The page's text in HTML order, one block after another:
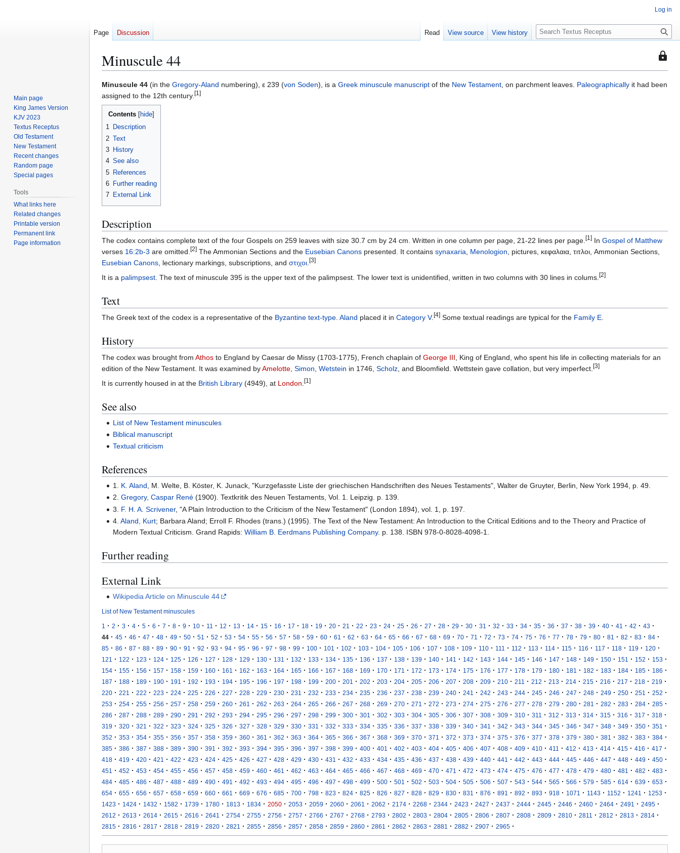
This
Minuscule 44
Jump
to
navigation
Jump
to
search
Minuscule 44 (in the Gregory-Aland numbering), ε 239 (von Soden), is a Greek minuscule manuscript of the New Testament, on parchment leaves. Paleographically it had been
assigned to the 12th century. [1]
Contents
1 Description
2 Text
3 History
4 See also
5 References
6 Further reading
7 External Link
Description
The codex contains complete text of the four Gospels on 259 leaves with size 30.7 cm by 24 cm. Written in one column per page, 21-22 lines per page. [1] In Gospel of Matthew
verses 16:2b-3 are omitted. [2] The Ammonian Sections and the Eusebian Canons presented. It contains synaxaria, Menologion, pictures, κεφαλαια, τιτλοι, Ammonian Sections,
Eusebian Canons, lectionary markings, subscriptions, and στιχοι. [3]
It is a palimpsest. The text of minuscule 395 is the upper text of the palimpsest. The lower text is unidentified, written in two columns with 30 lines in colums. [2]
Text
The Greek text of the codex is a representative of the Byzantine text-type. Aland placed it in Category V. [4] Some textual readings are typical for the Family E.
History
The codex was brought from Athos to England by Caesar de Missy (1703-1775), French chaplain of George III, King of England, who spent his life in collecting materials for an
edition of the New Testament. It was examined byAmelotte, Simon, Wetstein in 1746, Scholz, and Bloomfield. Wettstein gave collation, but very imperfect. [3]
It is currently housed in at the British Library (4949), at London. [1]
See also
List of New Testament minuscules
Biblical manuscript
Textual criticism
References
1. K. Aland , M. Welte, B. Köster, K. Junack, "Kurzgefasste Liste der griechischen Handschriften des Neues Testaments", Walter de Gruyter, Berlin, New York 1994, p. 49.
2.Gregory, Caspar René (1900). Textkritik des Neuen Testaments, Vol. 1. Leipzig. p. 139.
3. F. H. A. Scrivener, "A Plain Introduction to the Criticism of the New Testament" (London 1894), vol. 1, p. 197.
4.Aland, Kurt; Barbara Aland; Erroll F. Rhodes (trans.) (1995). The Text of the New Testament: An Introduction to the Critical Editions and to the Theory and Practice of
Modern Textual Criticism. Grand Rapids:William B. Eerdmans Publishing Company. p. 138. ISBN 978-0-8028-4098-1.
Further reading
External Link
Wikipedia Article on Minuscule 44
List of New Testament minuscules
1 · 2 · 3 · 4 · 5 · 6 · 7 · 8 · 9 · 10 · 11 · 12 · 13 · 14 · 15 · 16 · 17 · 18 · 19 · 20 · 21 · 22 · 23 · 24 · 25 · 26 · 27 · 28 · 29 · 30 · 31 · 32 · 33 · 34 · 35 · 36 · 37 · 38 · 39 · 40 · 41 · 42 · 43 ·
44 · 45 · 46 · 47 · 48 · 49 · 50 · 51 · 52 · 53 · 54 · 55 · 56 · 57 · 58 · 59 · 60 · 61 · 62 · 63 · 64 · 65 · 66 · 67 · 68 · 69 · 70 · 71 · 72 · 73 · 74 · 75 · 76 · 77 · 78 · 79 · 80 · 81 · 82 · 83 · 84 ·
85 · 86 · 87 · 88 · 89 · 90 · 91 · 92 · 93 · 94 · 95 · 96 · 97 · 98 · 99 · 100 · 101 · 102 · 103 · 104 · 105 · 106 · 107 · 108 · 109 · 110 · 111 · 112 · 113 · 114 · 115 · 116 · 117 · 118 · 119 · 120 ·
121 · 122 · 123 · 124 · 125 · 126 · 127 · 128 · 129 · 130 · 131 · 132 · 133 · 134 · 135 · 136 · 137 · 138 · 139 · 140 · 141 · 142 · 143 · 144 · 145 · 146 · 147 · 148 · 149 · 150 · 151 · 152 · 153 ·
154 · 155 · 156 · 157 · 158 · 159 · 160 · 161 · 162 · 163 · 164 · 165 · 166 · 167 · 168 · 169 · 170 · 171 · 172 · 173 · 174 · 175 · 176 · 177 · 178 · 179 · 180 · 181 · 182 · 183 · 184 · 185 · 186 ·
187 · 188 · 189 · 190 · 191 · 192 · 193 · 194 · 195 · 196 · 197 · 198 · 199 · 200 · 201 · 202 · 203 · 204 · 205 · 206 · 207 · 208 · 209 · 210 · 211 · 212 · 213 · 214 · 215 · 216 · 217 · 218 · 219 ·
220 · 221 · 222 · 223 · 224 · 225 · 226 · 227 · 228 · 229 · 230 · 231 · 232 · 233 · 234 · 235 · 236 · 237 · 238 · 239 · 240 · 241 · 242 · 243 · 244 · 245 · 246 · 247 · 248 · 249 · 250 · 251 · 252 ·
253 · 254 · 255 · 256 · 257 · 258 · 259 · 260 · 261 · 262 · 263 · 264 · 265 · 266 · 267 · 268 · 269 · 270 · 271 · 272 · 273 · 274 · 275 · 276 · 277 · 278 · 279 · 280 · 281 · 282 · 283 · 284 · 285 ·
286 · 287 · 288 · 289 · 290 · 291 · 292 · 293 · 294 · 295 · 296 · 297 · 298 · 299 · 300 · 301 · 302 · 303 · 304 · 305 · 306 · 307 · 308 · 309 · 310 · 311 · 312 · 313 · 314 · 315 · 316 · 317 · 318 ·
319 · 320 · 321 · 322 · 323 · 324 · 325 · 326 · 327 · 328 · 329 · 330 · 331 · 332 · 333 · 334 · 335 · 336 · 337 · 338 · 339 · 340 · 341 · 342 · 343 · 344 · 345 · 346 · 347 · 348 · 349 · 350 · 351 ·
352 · 353 · 354 · 355 · 356 · 357 · 358 · 359 · 360 · 361 · 362 · 363 · 364 · 365 · 366 · 367 · 368 · 369 · 370 · 371 · 372 · 373 · 374 · 375 · 376 · 377 · 378 · 379 · 380 · 381 · 382 · 383 · 384 ·
385 · 386 · 387 · 388 · 389 · 390 · 391 · 392 · 393 · 394 · 395 · 396 · 397 · 398 · 399 · 400 · 401 · 402 · 403 · 404 · 405 · 406 · 407 · 408 · 409 · 410 · 411 · 412 · 413 · 414 · 415 · 416 · 417 ·
418 · 419 · 420 · 421 · 422 · 423 · 424 · 425 · 426 · 427 · 428 · 429 · 430 · 431 · 432 · 433 · 434 · 435 · 436 · 437 · 438 · 439 · 440 · 441 · 442 · 443 · 444 · 445 · 446 · 447 · 448 · 449 · 450 ·
451 · 452 · 453 · 454 · 455 · 456 · 457 · 458 · 459 · 460 · 461 · 462 · 463 · 464 · 465 · 466 · 467 · 468 · 469 · 470 · 471 · 472 · 473 · 474 · 475 · 476 · 477 · 478 · 479 · 480 · 481 · 482 · 483 ·
484 · 485 · 486 · 487 · 488 · 489 · 490 · 491 · 492 · 493 · 494 · 495 · 496 · 497 · 498 · 499 · 500 · 501 · 502 · 503 · 504 · 505 · 506 · 507 · 543 · 544 · 565 · 566 · 579 · 585 · 614 · 639 · 653 ·
654 · 655 · 656 · 657 · 658 · 659 · 660 · 661 · 669 · 676 · 685 · 700 · 798 · 823 · 824 · 825 · 826 · 827 · 828 · 829 · 830 · 831 · 876 · 891 · 892 · 893 · 918 · 1071 · 1143 · 1152 · 1241 · 1253 ·
1423 · 1424 · 1432 · 1582 · 1739 · 1780 · 1813 · 1834 · 2050 · 2053 · 2059 · 2060 · 2061 · 2062 · 2174 · 2268 · 2344 · 2423 · 2427 · 2437 · 2444 · 2445 · 2446 · 2460 · 2464 · 2491 · 2495 ·
2612 · 2613 · 2614 · 2615 · 2616 · 2641 · 2754 · 2755 · 2756 · 2757 · 2766 · 2767 · 2768 · 2793 · 2802 · 2803 · 2804 · 2805 · 2806 · 2807 · 2808 · 2809 · 2810 · 2811 · 2812 · 2813 · 2814 ·
2815 · 2816 · 2817 · 2818 · 2819 · 2820 · 2821 · 2855 · 2856 · 2857 · 2858 · 2859 · 2860 · 2861 · 2862 · 2863 · 2881 · 2882 · 2907 · 2965 ·
Log in
Page Discussion Read View source View history
S
e
c
h
Main page
King James Version
KJV 2023
Textus Receptus
Old Testament
New Testament
Recent changes
Random page
Special pages
Tools
What links here
Related changes
Printable version
Permanent link
Page information